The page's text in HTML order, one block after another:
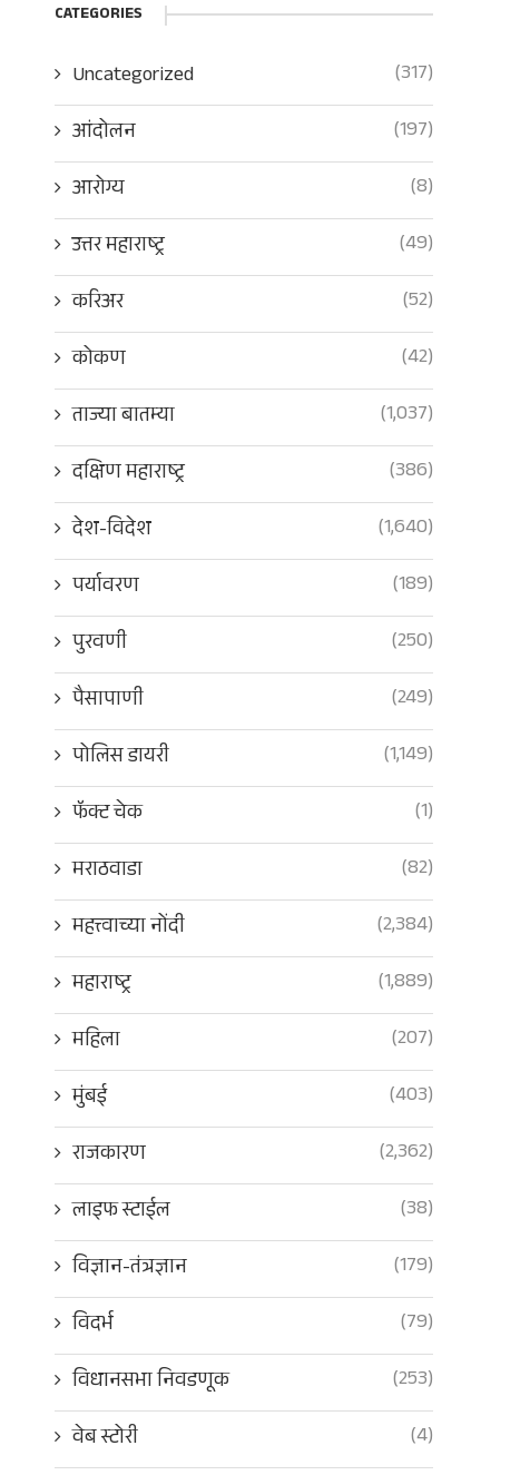
CATEGORIES
Uncategorized
(317)
आंदोलन
(197)
आरोग्य
(8)
उत्तर महाराष्ट्र
(49)
करिअर
(52)
कोकण
(42)
ताज्या बातम्या
(1,037)
दक्षिण महाराष्ट्र
(386)
देश-विदेश
(1,640)
पर्यावरण
(189)
पुरवणी
(250)
पैसापाणी
(249)
पोलिस डायरी
(1,149)
फॅक्ट चेक
(1)
मराठवाडा
(82)
महत्त्वाच्या नोंदी
(2,384)
महाराष्ट्र
(1,889)
महिला
(207)
मुंबई
(403)
राजकारण
(2,362)
लाइफ स्टाईल
(38)
विज्ञान-तंत्रज्ञान
(179)
विदर्भ
(79)
विधानसभा निवडणूक
(253)
वेब स्टोरी
(4)